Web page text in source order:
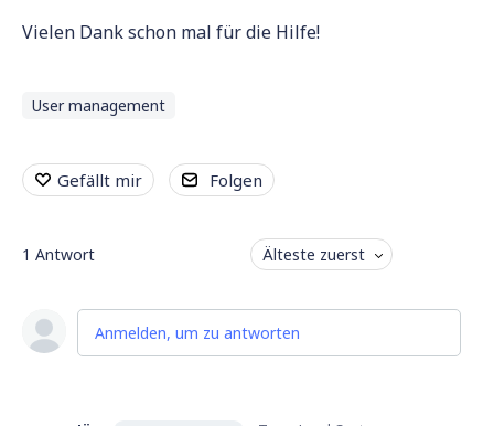
Vielen Dank schon mal für die Hilfe!
User management
Gefällt mir Folgen
1 Antwort Älteste zuerst
Anmelden, um zu antworten